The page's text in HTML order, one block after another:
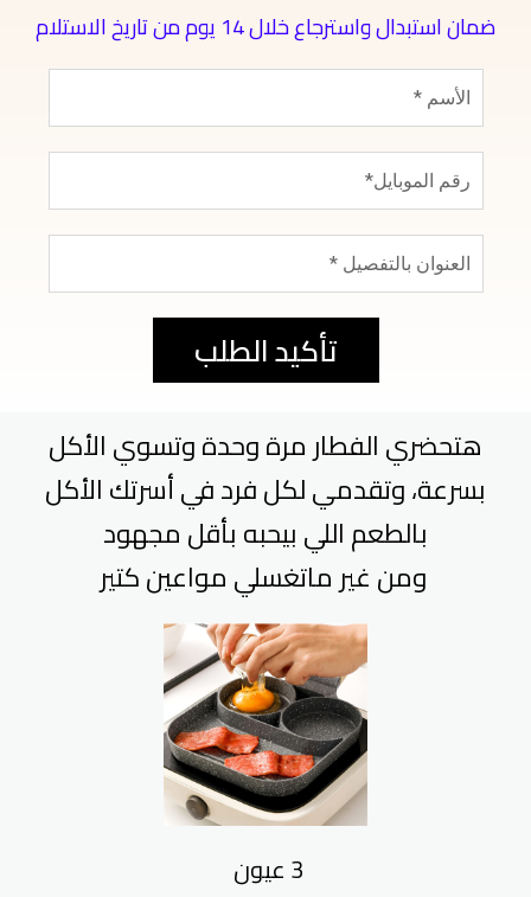
ضمان استبدال واسترجاع خلال 14 يوم من تاريخ الاستلام
تأكيد الطلب
هتحضري الفطار مرة وحدة وتسوي الأكل
بسرعة، وتقدمي لكل فرد في أسرتك الأكل
بالطعم اللي بيحبه بأقل مجهود
3 عيون